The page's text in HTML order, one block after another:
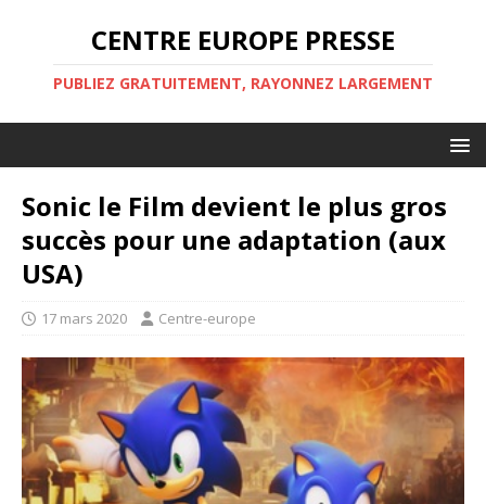
CENTRE EUROPE PRESSE
PUBLIEZ GRATUITEMENT, RAYONNEZ LARGEMENT
Sonic le Film devient le plus gros
succès pour une adaptation (aux
USA)
17 mars 2020 Centre-europe